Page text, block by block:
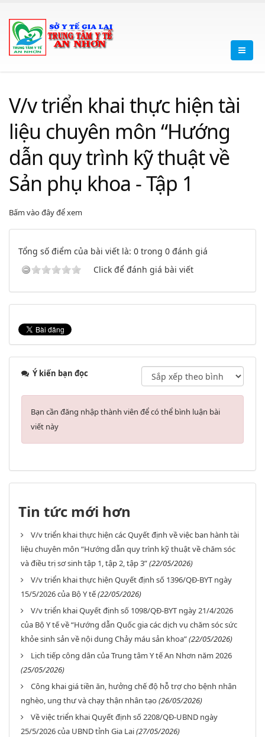
V/v triển khai thực hiện tài
liệu chuyên môn “Hướng
dẫn quy trình kỹ thuật về
Sản phụ khoa - Tập 1
Bấm vào đây để xem
Tổng số điểm của bài viết là: 0 trong 0 đánh giá
Click để đánh giá bài viết
Ý kiến bạn đọc
Bạn cần đăng nhập thành viên để có thể bình luận bài
viết này
Tin tức mới hơn
V/v triển khai thực hiện các Quyết định về việc ban hành tài
liệu chuyên môn “Hướng dẫn quy trình kỹ thuật về chăm sóc
và điều trị sơ sinh tập 1, tập 2, tập 3”(22/05/2026)
V/v triển khai thực hiện Quyết định số 1396/QĐ-BYT ngày
15/5/2026 của Bộ Y tế(22/05/2026)
V/v triển khai Quyết định số 1098/QĐ-BYT ngày 21/4/2026
của Bộ Y tế về “Hướng dẫn Quốc gia các dịch vụ chăm sóc sức
khỏe sinh sản về nội dung Chảy máu sản khoa”(22/05/2026)
Lịch tiếp công dân của Trung tâm Y tế An Nhơn năm 2026
(25/05/2026)
Công khai giá tiền ăn, hưởng chế độ hỗ trợ cho bệnh nhân
nghèo, ung thư và chạy thận nhân tạo(26/05/2026)
Về việc triển khai Quyết định số 2208/QĐ-UBND ngày
25/5/2026 của UBND tỉnh Gia Lai(27/05/2026)